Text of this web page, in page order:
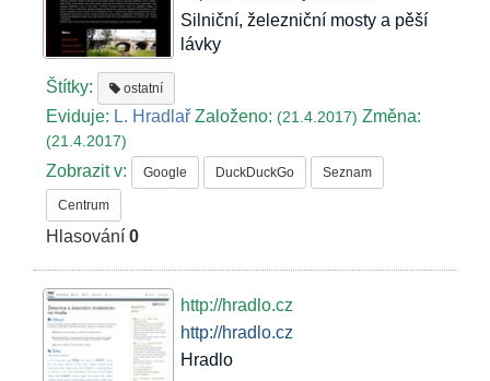
Silniční, železniční mosty a pěší
lávky
Štítky: ostatní
Eviduje: L. Hradlař Založeno:(21.4.2017)Změna:
(21.4.2017)
Zobrazit v: Google DuckDuckGo Seznam
Centrum
Hlasování0
http://hradlo.cz
http://hradlo.cz
Hradlo